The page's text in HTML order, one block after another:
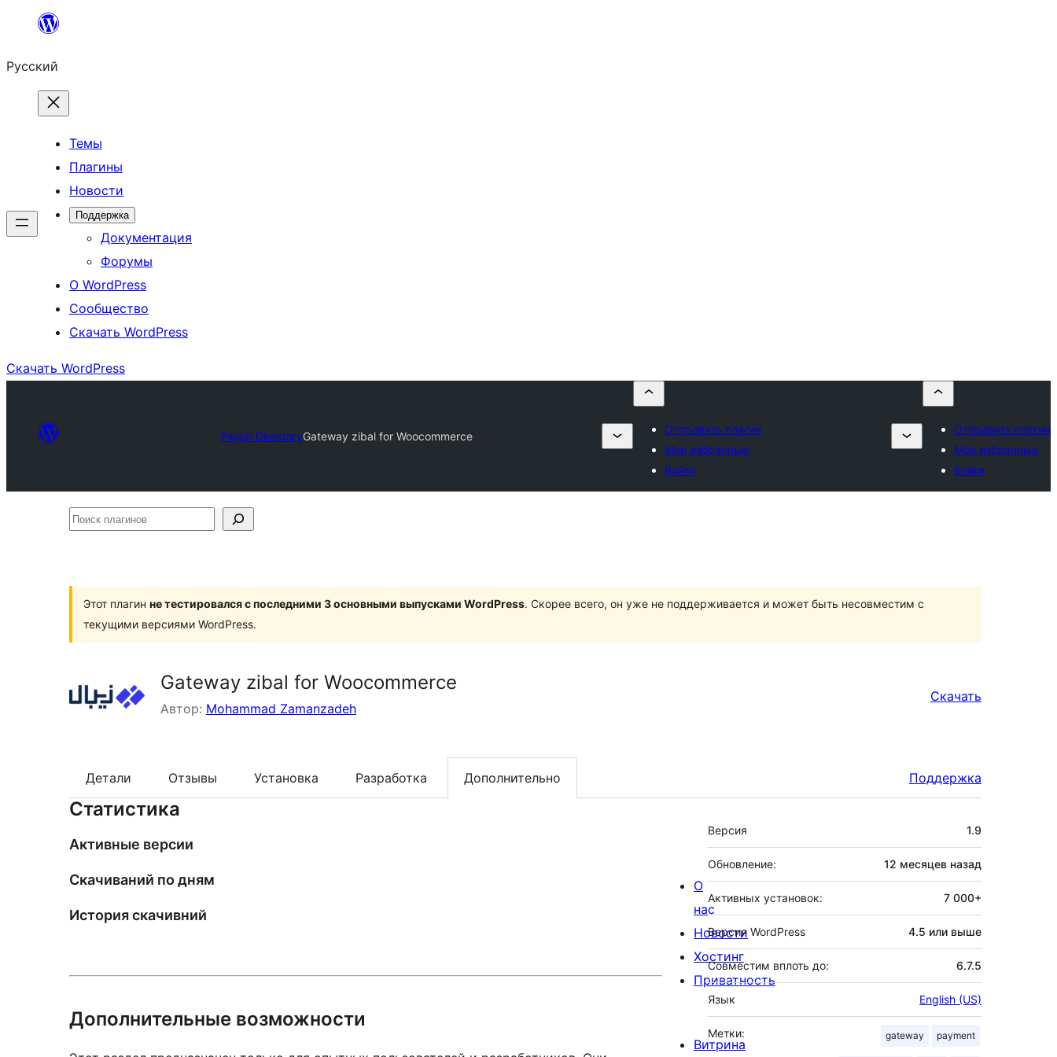
Перейти
содержимому
Русский
Темы
Плагины
Новости
Поддержка
Документация
Форумы
О WordPress
Сообщество
Скачать WordPress
Скачать WordPress
Plugin DirectoryGateway zibal for Woocommerce
Отправить плагин
Мои избранные
Войти
Отправить плагин
Мои избранные
Войти
Поиск
Этот плагин не тестировался с последними 3 основными выпусками WordPress. Скорее всего, он уже не поддерживается и может быть несовместим с
текущими версиями WordPress.
Gateway zibal for Woocommerce
Автор: Mohammad Zamanzadeh
Скачать
Детали Отзывы Установка Разработка Дополнительно Поддержка
Статистика
Активные версии
Скачиваний по дням
История скачивний
Дополнительные возможности
Мета
Версия 1.9
Обновление: 12 месяцев назад
Активных установок: 7 000+
Версия WordPress 4.5 или выше
Совместим вплоть до: 6.7.5
Язык English (US)
Метки: gateway payment
О
нас
Новости
Хостинг
Приватность
Витрина